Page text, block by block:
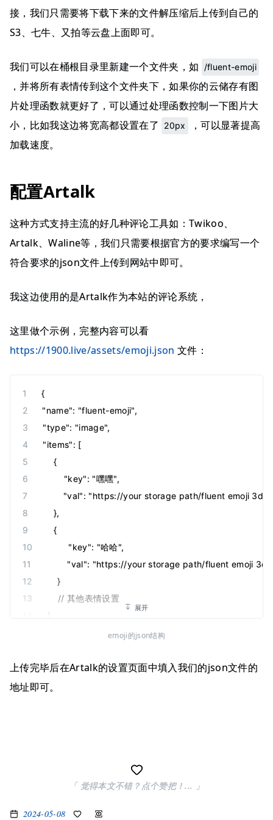
接，我们只需要将下载下来的文件解压缩后上传到自己的
S3、七牛、又拍等云盘上面即可。
我们可以在桶根目录里新建一个文件夹，如 /fluent-emoji
，并将所有表情传到这个文件夹下，如果你的云储存有图
片处理函数就更好了，可以通过处理函数控制一下图片大
小，比如我这边将宽高都设置在了
20px
，可以显著提高
加载速度。
配置Artalk
这种方式支持主流的好几种评论工具如：Twikoo、
Artalk、Waline等，我们只需要根据官方的要求编写一个
符合要求的json文件上传到网站中即可。
我这边使用的是Artalk作为本站的评论系统，
这里做个示例，完整内容可以看
https://1900.live/assets/emoji.json 文件：
展开
{
"name": "fluent-emoji",
"type": "image",
"items": [
    {
        "key": "嘿嘿",
"val": "https://your storage path/fluent
    },
    {
        "key": "哈哈",
"val": "https://your storage path/fluent
    }
    // 其他表情设置
]
emoji的json结构
上传完毕后在Artalk的设置页面中填入我们的json文件的
地址即可。
「 觉得本文不错？点个赞把！... 」
2024-05-08